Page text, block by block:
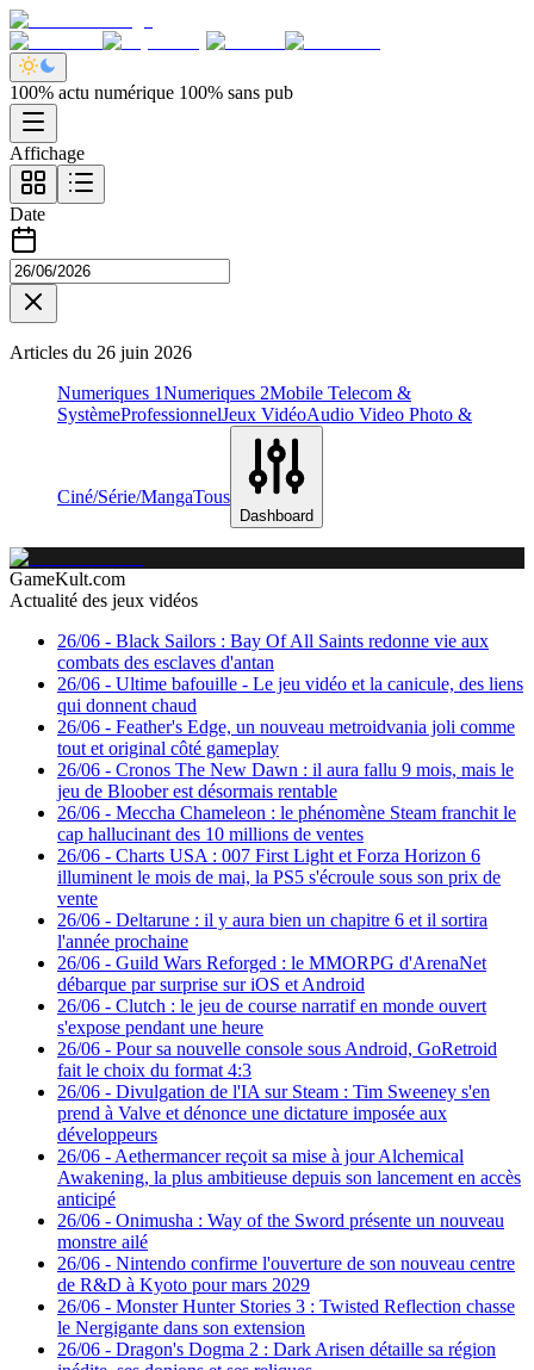
100% actu numérique 100% sans pub
Affichage
Date
Articles du 26 juin 2026
Numeriques 1Numeriques 2Mobile Telecom &
SystèmeProfessionnelJeux VidéoAudio Video Photo &
Ciné/Série/MangaTous
Dashboard
GameKult.com
Actualité des jeux vidéos
26/06 - Black Sailors : Bay Of All Saints redonne vie aux
combats des esclaves d'antan
26/06 - Ultime bafouille - Le jeu vidéo et la canicule, des liens
qui donnent chaud
26/06 - Feather's Edge, un nouveau metroidvania joli comme
tout et original côté gameplay
26/06 - Cronos The New Dawn : il aura fallu 9 mois, mais le
jeu de Bloober est désormais rentable
26/06 - Meccha Chameleon : le phénomène Steam franchit le
cap hallucinant des 10 millions de ventes
26/06 - Charts USA : 007 First Light et Forza Horizon 6
illuminent le mois de mai, la PS5 s'écroule sous son prix de
vente
26/06 - Deltarune : il y aura bien un chapitre 6 et il sortira
l'année prochaine
26/06 - Guild Wars Reforged : le MMORPG d'ArenaNet
débarque par surprise sur iOS et Android
26/06 - Clutch : le jeu de course narratif en monde ouvert
s'expose pendant une heure
26/06 - Pour sa nouvelle console sous Android, GoRetroid
fait le choix du format 4:3
26/06 - Divulgation de l'IA sur Steam : Tim Sweeney s'en
prend à Valve et dénonce une dictature imposée aux
développeurs
26/06 - Aethermancer reçoit sa mise à jour Alchemical
Awakening, la plus ambitieuse depuis son lancement en accès
anticipé
26/06 - Onimusha : Way of the Sword présente un nouveau
monstre ailé
26/06 - Nintendo confirme l'ouverture de son nouveau centre
de R&D à Kyoto pour mars 2029
26/06 - Monster Hunter Stories 3 : Twisted Reflection chasse
le Nergigante dans son extension
26/06 - Dragon's Dogma 2 : Dark Arisen détaille sa région